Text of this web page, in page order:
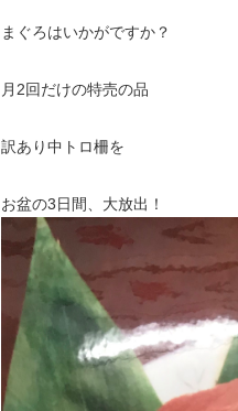
まぐろはいかがですか？
月2回だけの特売の品
訳あり中トロ柵を
お盆の3日間、大放出！